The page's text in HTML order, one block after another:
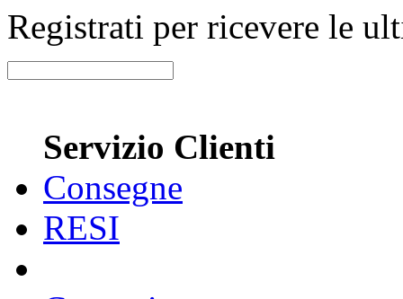
Registrati per ricevere le
Servizio Clienti
Consegne
RESI